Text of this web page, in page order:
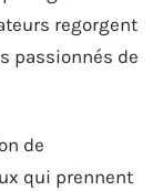
regorgent
passionnés de
de
qui prennent